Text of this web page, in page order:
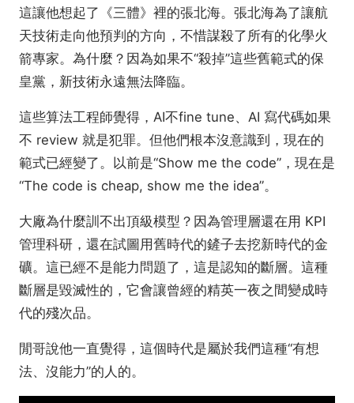
這讓他想起了《三體》裡的張北海。張北海為了讓航
天技術走向他預判的方向，不惜謀殺了所有的化學火
箭專家。為什麼？因為如果不“殺掉”這些舊範式的保
皇黨，新技術永遠無法降臨。
這些算法工程師覺得，AI不fine tune、AI 寫代碼如果
不 review 就是犯罪。但他們根本沒意識到，現在的
範式已經變了。以前是“Show me the code”，現在是
“The code is cheap, show me the idea”。
大廠為什麼訓不出頂級模型？因為管理層還在用 KPI
管理科研，還在試圖用舊時代的鏟子去挖新時代的金
礦。這已經不是能力問題了，這是認知的斷層。這種
斷層是毀滅性的，它會讓曾經的精英一夜之間變成時
代的殘次品。
閒哥說他一直覺得，這個時代是屬於我們這種“有想
法、沒能力”的人的。